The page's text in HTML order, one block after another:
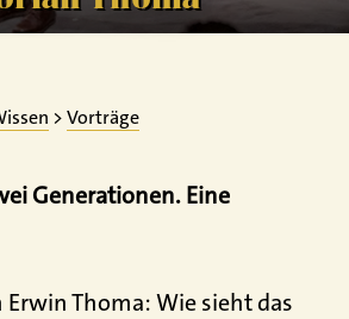
>Vorträge
Generationen. Eine
Thoma: Wie sieht das